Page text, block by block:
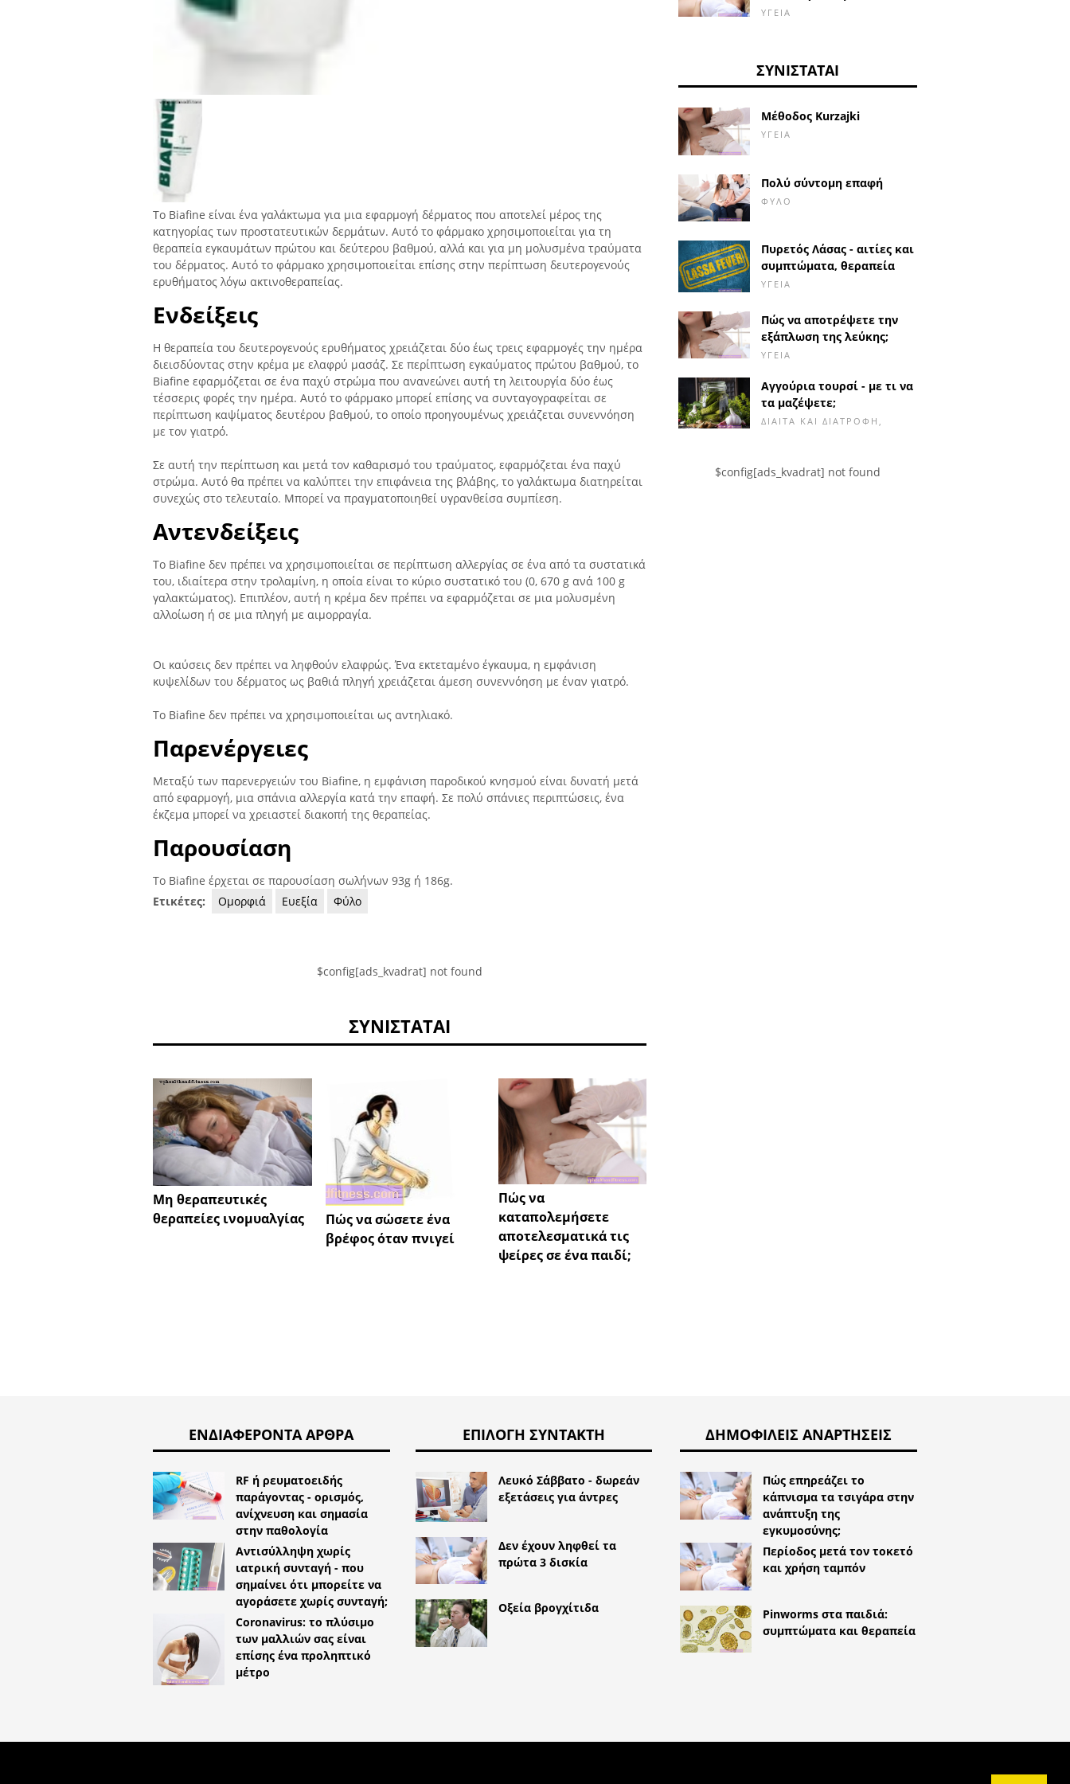
Το Biafine είναι ένα γαλάκτωμα για μια εφαρμογή δέρματος που αποτελεί μέρος της
κατηγορίας των προστατευτικών δερμάτων. Αυτό το φάρμακο χρησιμοποιείται για τη
θεραπεία εγκαυμάτων πρώτου και δεύτερου βαθμού, αλλά και για μη μολυσμένα τραύματα
του δέρματος. Αυτό το φάρμακο χρησιμοποιείται επίσης στην περίπτωση δευτερογενούς
ερυθήματος λόγω ακτινοθεραπείας.
Ενδείξεις
Η θεραπεία του δευτερογενούς ερυθήματος χρειάζεται δύο έως τρεις εφαρμογές την ημέρα
διεισδύοντας στην κρέμα με ελαφρύ μασάζ. Σε περίπτωση εγκαύματος πρώτου βαθμού, το
Biafine εφαρμόζεται σε ένα παχύ στρώμα που ανανεώνει αυτή τη λειτουργία δύο έως
τέσσερις φορές την ημέρα. Αυτό το φάρμακο μπορεί επίσης να συνταγογραφείται σε
περίπτωση καψίματος δευτέρου βαθμού, το οποίο προηγουμένως χρειάζεται συνεννόηση
με τον γιατρό.
Σε αυτή την περίπτωση και μετά τον καθαρισμό του τραύματος, εφαρμόζεται ένα παχύ
στρώμα. Αυτό θα πρέπει να καλύπτει την επιφάνεια της βλάβης, το γαλάκτωμα διατηρείται
συνεχώς στο τελευταίο. Μπορεί να πραγματοποιηθεί υγρανθείσα συμπίεση.
Αντενδείξεις
Το Biafine δεν πρέπει να χρησιμοποιείται σε περίπτωση αλλεργίας σε ένα από τα συστατικά
του, ιδιαίτερα στην τρολαμίνη, η οποία είναι το κύριο συστατικό του (0, 670 g ανά 100 g
γαλακτώματος). Επιπλέον, αυτή η κρέμα δεν πρέπει να εφαρμόζεται σε μια μολυσμένη
αλλοίωση ή σε μια πληγή με αιμορραγία.
Οι καύσεις δεν πρέπει να ληφθούν ελαφρώς. Ένα εκτεταμένο έγκαυμα, η εμφάνιση
κυψελίδων του δέρματος ως βαθιά πληγή χρειάζεται άμεση συνεννόηση με έναν γιατρό.
Το Biafine δεν πρέπει να χρησιμοποιείται ως αντηλιακό.
Παρενέργειες
Μεταξύ των παρενεργειών του Biafine, η εμφάνιση παροδικού κνησμού είναι δυνατή μετά
από εφαρμογή, μια σπάνια αλλεργία κατά την επαφή. Σε πολύ σπάνιες περιπτώσεις, ένα
έκζεμα μπορεί να χρειαστεί διακοπή της θεραπείας.
Παρουσίαση
Το Biafine έρχεται σε παρουσίαση σωλήνων 93g ή 186g.
Ετικέτες:
Ομορφιά Ευεξία Φύλο
$config[ads_kvadrat] not found
ΣΥΝΙΣΤΆΤΑΙ
Μη θεραπευτικές
θεραπείες ινομυαλγίας
Πώς να σώσετε ένα
βρέφος όταν πνιγεί
Πώς να
καταπολεμήσετε
αποτελεσματικά τις
ψείρες σε ένα παιδί;
ΥΓΕΊΑ
ΣΥΝΙΣΤΆΤΑΙ
Μέθοδος Kurzajki
ΥΓΕΊΑ
Πολύ σύντομη επαφή
ΦΎΛΟ
Πυρετός Λάσας - αιτίες και
συμπτώματα, θεραπεία
ΥΓΕΊΑ
Πώς να αποτρέψετε την
εξάπλωση της λεύκης;
ΥΓΕΊΑ
Αγγούρια τουρσί - με τι να
τα μαζέψετε;
ΔΊΑΙΤΑ ΚΑΙ ΔΙΑΤΡΟΦΉ,
$config[ads_kvadrat] not found
ΕΝΔΙΑΦΈΡΟΝΤΑ ΆΡΘΡΑ
RF ή ρευματοειδής
παράγοντας - ορισμός,
ανίχνευση και σημασία
στην παθολογία
Αντισύλληψη χωρίς
ιατρική συνταγή - που
σημαίνει ότι μπορείτε να
αγοράσετε χωρίς συνταγή;
Coronavirus: το πλύσιμο
των μαλλιών σας είναι
επίσης ένα προληπτικό
μέτρο
ΕΠΙΛΟΓΉ ΣΥΝΤΆΚΤΗ
Λευκό Σάββατο - δωρεάν
εξετάσεις για άντρες
Δεν έχουν ληφθεί τα
πρώτα 3 δισκία
Οξεία βρογχίτιδα
ΔΗΜΟΦΙΛΕΊΣ ΑΝΑΡΤΉΣΕΙΣ
Πώς επηρεάζει το
κάπνισμα τα τσιγάρα στην
ανάπτυξη της
εγκυμοσύνης;
Περίοδος μετά τον τοκετό
και χρήση ταμπόν
Pinworms στα παιδιά:
συμπτώματα και θεραπεία